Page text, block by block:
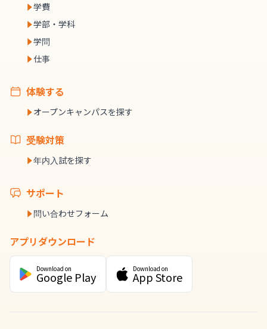
学費
学部・学科
学問
仕事
体験する
オープンキャンパスを探す
受験対策
年内入試を探す
サポート
問い合わせフォーム
アプリダウンロード
Download on
Google Play
Download on
App Store